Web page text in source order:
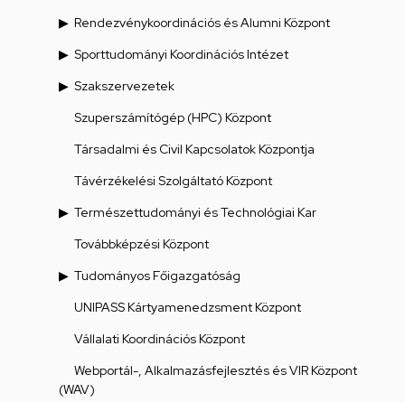
Rendezvénykoordinációs és Alumni Központ
Sporttudományi Koordinációs Intézet
Szakszervezetek
Szuperszámítógép (HPC) Központ
Társadalmi és Civil Kapcsolatok Központja
Távérzékelési Szolgáltató Központ
Természettudományi és Technológiai Kar
Továbbképzési Központ
Tudományos Főigazgatóság
UNIPASS Kártyamenedzsment Központ
Vállalati Koordinációs Központ
Webportál-, Alkalmazásfejlesztés és VIR Központ
(WAV)